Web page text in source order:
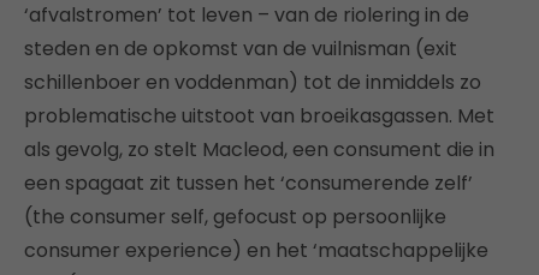
‘afvalstromen’ tot leven – van de riolering in de
steden en de opkomst van de vuilnisman (exit
schillenboer en voddenman) tot de inmiddels zo
problematische uitstoot van broeikasgassen. Met
als gevolg, zo stelt Macleod, een consument die in
een spagaat zit tussen het ‘consumerende zelf’
(the consumer self, gefocust op persoonlijke
consumer experience) en het ‘maatschappelijke